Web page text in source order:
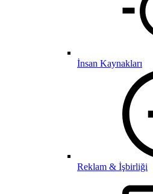
İnsan Kaynakları
Reklam & İşbirliği